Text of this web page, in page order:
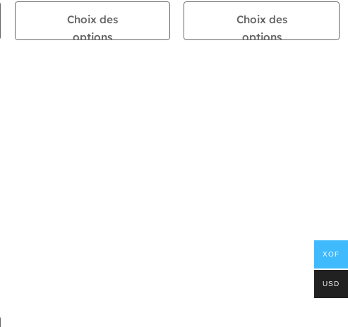
Choix des
options
Choix des
options
XOF
USD